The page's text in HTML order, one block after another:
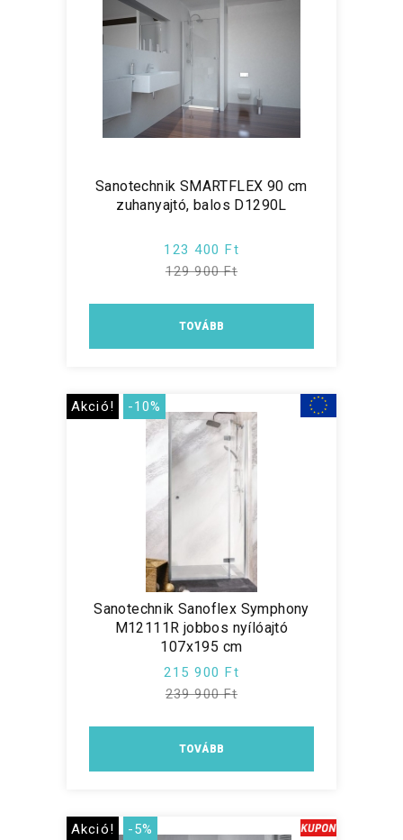
Sanotechnik SMARTFLEX 90 cm
zuhanyajtó, balos D1290L
123 400 Ft
129 900 Ft
TOVÁBB
Akció! -10%
Sanotechnik Sanoflex Symphony
M12111R jobbos nyílóajtó
107x195 cm
215 900 Ft
239 900 Ft
TOVÁBB
Akció! -5%